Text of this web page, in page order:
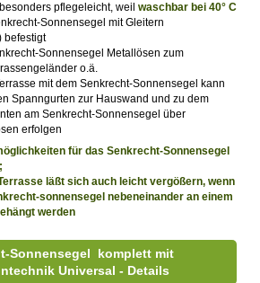
pflegeleicht, weil waschbar bei 40° C
Sonnensegel mit Gleitern
befestigt
Sonnensegel Metallösen zum
o.ä.
mit dem Senkrecht-Sonnensegel kann
Spanngurten zur Hauswand und zu dem
am Senkrecht-Sonnensegel über
erfolgen
für das Senkrecht-Sonnensegel
läßt sich auch leicht vergößern, wenn
sonnensegel nebeneinander an einem
werden
Sonnensegel komplett mit
Universal - Details